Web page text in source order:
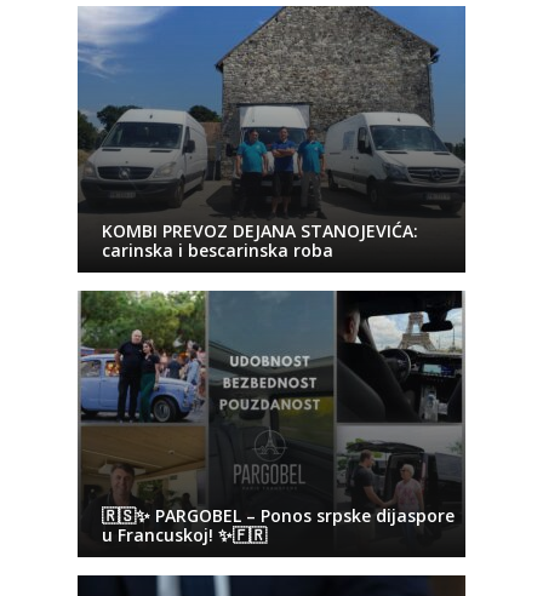
KOMBI PREVOZ DEJANA STANOJEVIĆA:
carinska i bescarinska roba
🇷🇸✨ PARGOBEL – Ponos srpske dijaspore
u Francuskoj! ✨🇫🇷